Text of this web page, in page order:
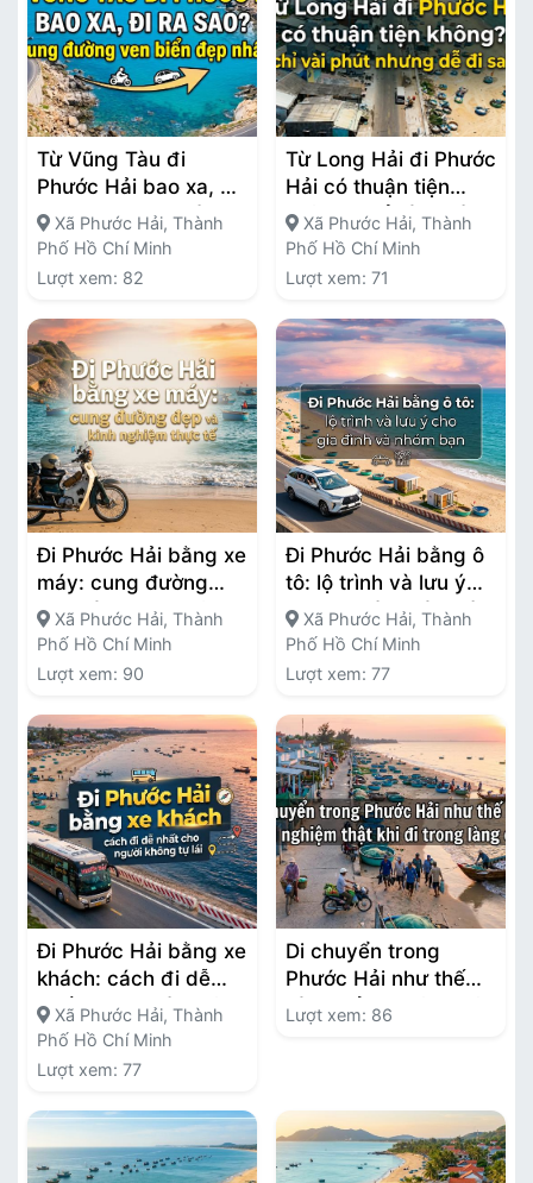
Từ Vũng Tàu đi
Phước Hải bao xa, đi
ra sao? cung đường
ven biển đẹp nhất
Xã Phước Hải, Thành
Phố Hồ Chí Minh
Lượt xem: 82
Từ Long Hải đi Phước
Hải có thuận tiện
không? chỉ vài phút
nhưng dễ đi sai
Xã Phước Hải, Thành
Phố Hồ Chí Minh
Lượt xem: 71
Đi Phước Hải bằng xe
máy: cung đường
đẹp và kinh nghiệm
thực tế
Xã Phước Hải, Thành
Phố Hồ Chí Minh
Lượt xem: 90
Đi Phước Hải bằng ô
tô: lộ trình và lưu ý
cho gia đình và nhóm
bạn
Xã Phước Hải, Thành
Phố Hồ Chí Minh
Lượt xem: 77
Đi Phước Hải bằng xe
khách: cách đi dễ
nhất cho người không
tự lái
Xã Phước Hải, Thành
Phố Hồ Chí Minh
Lượt xem: 77
Di chuyển trong
Phước Hải như thế
nào? trải nghiệm thật
Lượt xem: 86